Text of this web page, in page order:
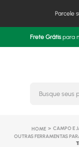
Parcele
Frete Grátispara
CAMPO E
OUTRAS FERRAMENTAS